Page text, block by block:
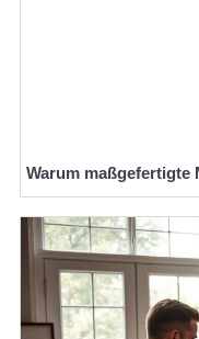
Warum